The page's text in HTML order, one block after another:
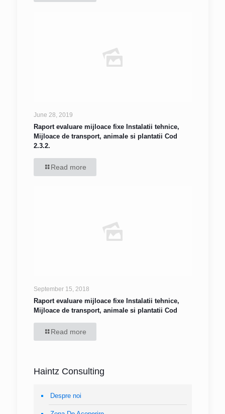
June 28, 2019
Raport evaluare mijloace fixe Instalatii tehnice,
Mijloace de transport, animale si plantatii Cod
2.3.2.
Read more
September 15, 2018
Raport evaluare mijloace fixe Instalatii tehnice,
Mijloace de transport, animale si plantatii Cod
Read more
Haintz Consulting
Despre noi